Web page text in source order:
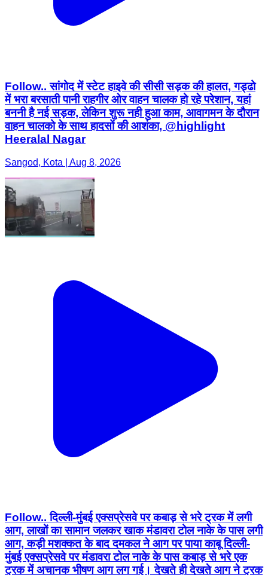
Follow.. सांगोद में स्टेट हाइवे की सीसी सड़क की हालत, गड्ढो
में भरा बरसाती पानी राहगीर ओर वाहन चालक हो रहे परेशान, यहां
बननी है नई सड़क, लेकिन शुरू नही हुआ काम, आवागमन के दौरान
वाहन चालको के साथ हादसों की आशंका, @highlight
Heeralal Nagar
Sangod, Kota | Aug 8, 2026
Follow.. दिल्ली-मुंबई एक्सप्रेसवे पर कबाड़ से भरे ट्रक में लगी
आग, लाखों का सामान जलकर खाक मंडावरा टोल नाके के पास लगी
आग, कड़ी मशक्कत के बाद दमकल ने आग पर पाया काबू दिल्ली-
मुंबई एक्सप्रेसवे पर मंडावरा टोल नाके के पास कबाड़ से भरे एक
ट्रक में अचानक भीषण आग लग गई। देखते ही देखते आग ने ट्रक